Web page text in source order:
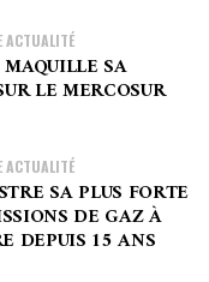
ACTUALITÉ
SA
LE MERCOSUR
ACTUALITÉ
SA PLUS FORTE
DE GAZ À
DEPUIS 15 ANS